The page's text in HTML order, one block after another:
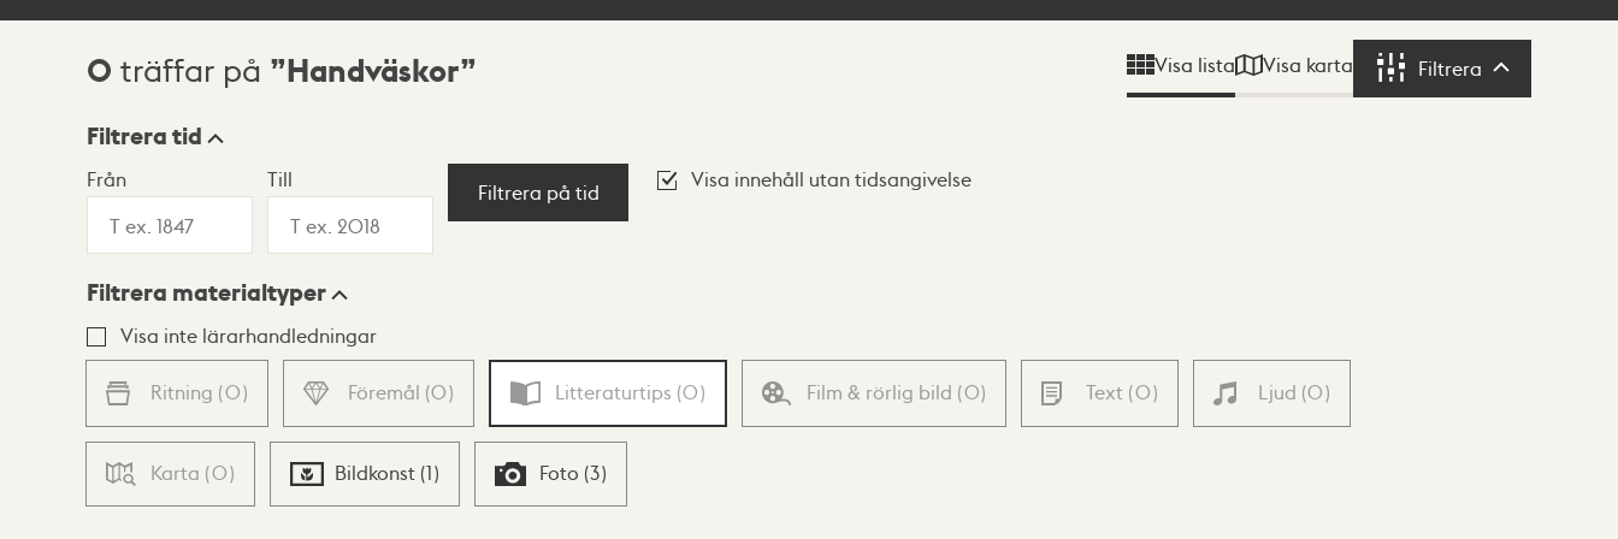
Sökresultat
0 träffar på Handväskor Visa lista Visa karta Filtrera Filtrera
Visningsläge
Lista Karta
Filtrera tid
Från Till
Filtrera på tid
Visa innehåll utan tidsangivelse
Filtrera materialtyper
Visa inte lärarhandledningar
Ritning (0) Föremål (0) Litteraturtips (0) Film & rörlig bild (0) Text (0) Ljud (0)
Karta (0) Bildkonst (1) Foto (3)